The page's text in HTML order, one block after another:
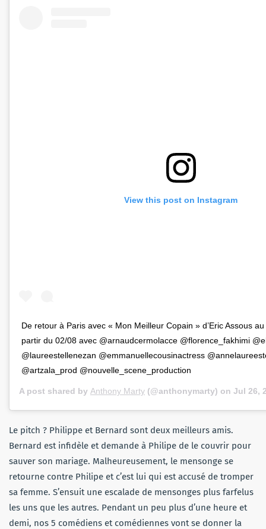
View this post on Instagram
De retour à Paris avec « Mon Meilleur Copain » d’Eric Assous
partir du 02/08 avec @arnaudcermolacce @florence_fakhimi
@laureestellenezan @emmanuellecousinactress
@artzala_prod @nouvelle_scene_production
A post shared by Anthony Marty (@anthonymarty) on Jul 26,
Le pitch ? Philippe et Bernard sont deux meilleurs amis.
Bernard est infidèle et demande à Philipe de le couvrir pour
sauver son mariage. Malheureusement, le mensonge se
retourne contre Philipe et c’est lui qui est accusé de tromper
sa femme. S’ensuit une escalade de mensonges plus farfelus
les uns que les autres. Pendant un peu plus d’une heure et
demi, nos 5 comédiens et comédiennes vont se donner la